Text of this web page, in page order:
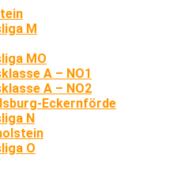
M
MO
A – NO1
A – NO2
Eckernförde
N
O